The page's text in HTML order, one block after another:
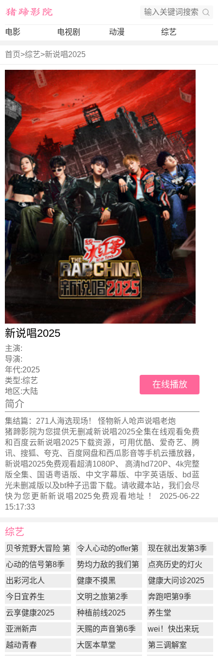
电影 电视剧 动漫 综艺
首页>综艺>新说唱2025
新说唱2025
主演:
导演:
年代:2025
类型:综艺
地区:大陆
在线播放
简介
集结篇：271人海选现场！ 怪物新人呛声说唱老炮
猪蹄影院为您提供无删减新说唱2025全集在线观看免费
和百度云新说唱2025下载资源，可用优酷、爱奇艺、腾
讯、搜狐、夸克、百度网盘和西瓜影音等手机云播放器，
新说唱2025免费观看超清1080P、 高清hd720P、4k完整
版全集、国语粤语版、中文字幕版、中字英语版、bd蓝
光未删减版以及bt种子迅雷下载。请收藏本站，我们会尽
快为您更新新说唱2025免费观看地址 ！ 2025-06-22
15:17:33
综艺
贝爷荒野大冒险 第
一季
令人心动的offer第
7季
现在就出发第3季
心动的信号第8季
势均力敌的我们第
2季
点亮历史的灯火
出彩河北人
健康不摸黑
健康大问诊2025
今日宜养生
文明之旅第2季
奔跑吧第9季
云享健康2025
种植前线2025
养生堂
亚洲新声
天赐的声音第6季
wei！快出来玩
越动青春
大医本草堂 第三调解室